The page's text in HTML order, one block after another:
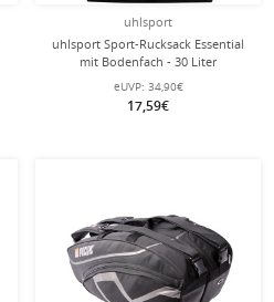
uhlsport
uhlsport Sport-Rucksack Essential
mit Bodenfach - 30 Liter
eUVP: 34,90€
17,59€